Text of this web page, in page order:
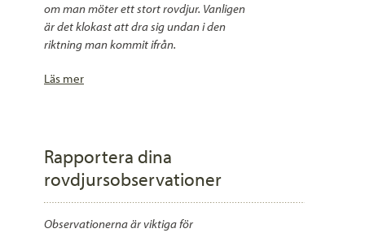
om man möter ett stort rovdjur. Vanligen
är det klokast att dra sig undan i den
riktning man kommit ifrån.
Läs mer
Rapportera dina
rovdjursobservationer
Observationerna är viktiga för